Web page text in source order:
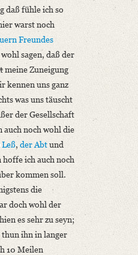
daß fühle ich so
warst noch
Freundes
sagen, daß der
meine Zuneigung
kennen uns ganz
was uns täuscht
der Gesellschaft
auch noch wohl die
Leß, der Abtund
hoffe ich auch noch
kommen soll.
die
doch wohl der
es sehr zu seyn;
thun ihn in langer
10 Meilen